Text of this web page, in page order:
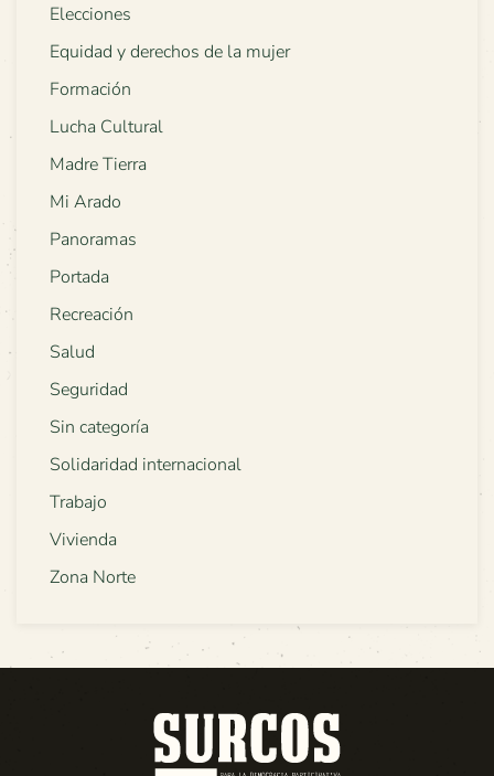
Elecciones
Equidad y derechos de la mujer
Formación
Lucha Cultural
Madre Tierra
Mi Arado
Panoramas
Portada
Recreación
Salud
Seguridad
Sin categoría
Solidaridad internacional
Trabajo
Vivienda
Zona Norte